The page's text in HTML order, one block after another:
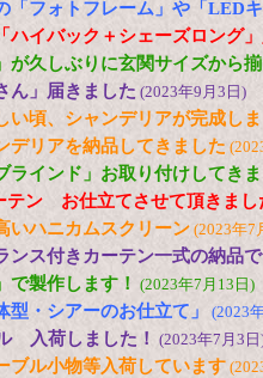
「フォトフレーム」や「LED
ハイバック＋シェーズロング
が久しぶりに玄関サイズから
ん」届きました (2023年9月3日)
い頃、シャンデリアが完成し
デリアを納品してきました
ラインド」お取り付けしてき
テン お仕立てさせて頂きまし
いハニカムスクリーン (2023年7
ンス付きカーテン一式の納品
で製作します！ (2023年7月13日)
型・シアーのお仕立て」 (2023
入荷しました！ (2023年7月3日
ブル小物等入荷しています